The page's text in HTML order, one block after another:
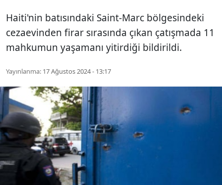
Haiti'nin batısındaki Saint-Marc bölgesindeki
cezaevinden firar sırasında çıkan çatışmada 11
mahkumun yaşamanı yitirdiği bildirildi.
Yayınlanma: 17 Ağustos 2024 - 13:17